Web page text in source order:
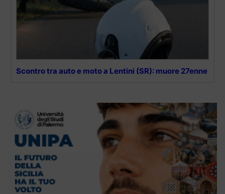
Scontro tra auto e moto a Lentini (SR): muore 27enne